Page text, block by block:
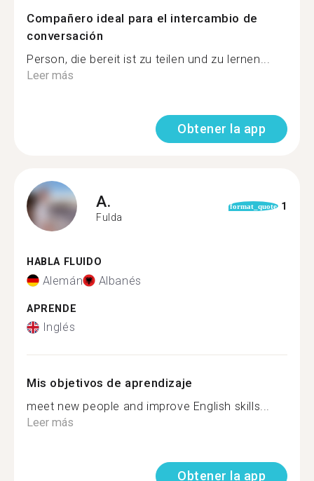
Compañero ideal para el intercambio de
conversación
Person, die bereit ist zu teilen und zu lernen...
Leer más
Obtener la app
A.
Fulda
format_quote 1
HABLA FLUIDO
Alemán Albanés
APRENDE
Inglés
Mis objetivos de aprendizaje
meet new people and improve English skills...
Leer más
Obtener la app